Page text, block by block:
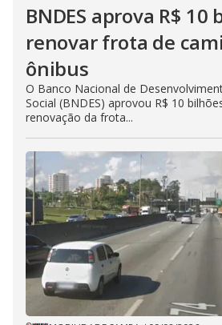
BNDES aprova R$ 10
renovar frota de
ônibus
O Banco Nacional de
Social (BNDES) aprovou R$ 10
renovação da frota...